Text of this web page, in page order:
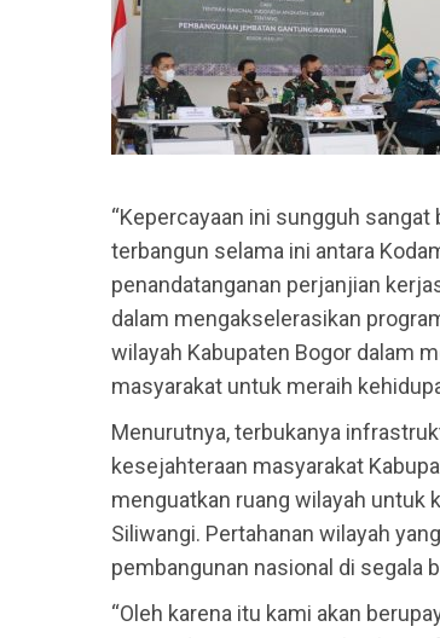
“Kepercayaan ini sungguh
terbangun selama ini antara
penandatanganan perjanjian
dalam mengakselerasikan
wilayah Kabupaten Bogor dalam
masyarakat untuk meraih
Menurutnya, terbukanya
kesejahteraan masyarakat
menguatkan ruang wilayah untuk
Siliwangi. Pertahanan wilayah
pembangunan nasional di segala
“Oleh karena itu kami akan